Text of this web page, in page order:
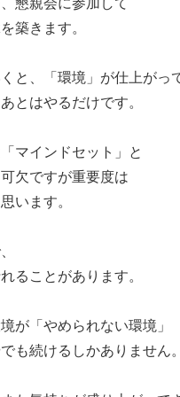
築きます。
と、「環境」が仕上がっ
とはやるだけです。
マインドセット」と
欠ですが重要度は
います。
ることがあります。
が「やめられない環境」
も続けるしかありません。